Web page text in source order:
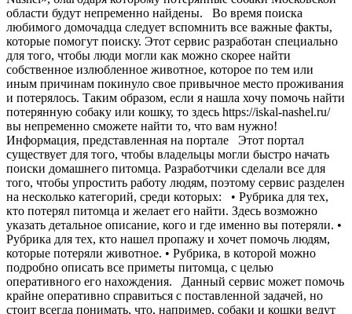
области будут непременно найдены. Во время поиска
любимого домочадца следует вспомнить все важные факты,
которые помогут поиску. Этот сервис разработан специально
для того, чтобы люди могли как можно скорее найти
собственное излюбленное животное, которое по тем или
иным причинам покинуло свое привычное место проживания
и потерялось. Таким образом, если я нашла хочу помочь найти
потерянную собаку или кошку, то здесь https://iskal-nashel.ru/
вы непременно сможете найти то, что вам нужно!
Информация, представленная на портале Этот портал
существует для того, чтобы владельцы могли быстро начать
поиски домашнего питомца. Разработчики сделали все для
того, чтобы упростить работу людям, поэтому сервис разделен
на несколько категорий, среди которых: • Рубрика для тех,
кто потерял питомца и желает его найти. Здесь возможно
указать детальное описание, кого и где именно вы потеряли. •
Рубрика для тех, кто нашел пропажу и хочет помочь людям,
которые потеряли животное. • Рубрика, в которой можно
подробно описать все приметы питомца, с целью
оперативного его нахождения. Данный сервис может помочь
крайне оперативно справиться с поставленной задачей, но
стоит всегда понимать, что, например, собаки и кошки ведут